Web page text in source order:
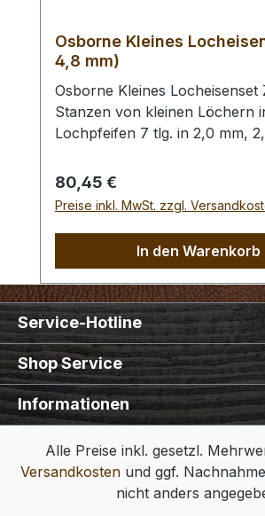
Osborne Kleines
4,8 mm)
Osborne Kleines Locheisenset
Stanzen von kleinen Löchern
Lochpfeifen 7 tlg. in 2,0 mm,
mm. Bitte benutzen Sie zum
unbedingt einen geeigneten
(keinen Stahlhammer) und eine
eine Beschädigung des
auszuschliessen, siehe
Regulärer Preis:
80,45 €
Preise inkl. MwSt. zzgl.
In den Warenkorb
Service-Hotline
Shop Service
Informationen
Alle Preise inkl. gesetzl.
Versandkostenund ggf.
nicht anders